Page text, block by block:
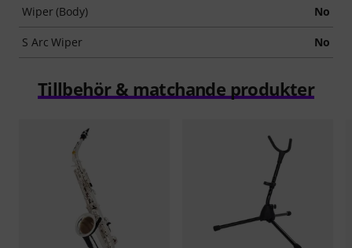
Wiper (Body) No
S Arc Wiper No
Tillbehör & matchande produkter